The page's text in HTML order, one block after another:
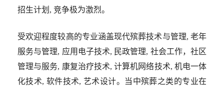
招生计划, 竞争极为激烈。
受欢迎程度较高的专业涵盖现代殡葬技术与管理, 老年
服务与管理, 应用电子技术, 民政管理, 社会工作，社区
管理与服务, 康复治疗技术, 计算机网络技术, 机电一体
化技术, 软件技术, 艺术设计。当中殡葬之类的专业在